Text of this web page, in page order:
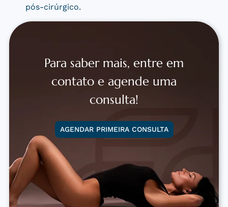
pós-cirúrgico.
Para saber mais, entre em
contato e agende uma
consulta!
AGENDAR PRIMEIRA CONSULTA